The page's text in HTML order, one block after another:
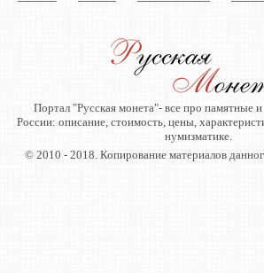
Портал "Русская монета"- все про памятные
России: описание, стоимость, цены,
нумизматике.
© 2010 - 2018. Копирование материалов